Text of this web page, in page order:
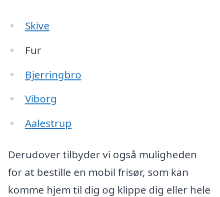
Skive
Fur
Bjerringbro
Viborg
Aalestrup
Derudover tilbyder vi også muligheden
for at bestille en mobil frisør, som kan
komme hjem til dig og klippe dig eller hele